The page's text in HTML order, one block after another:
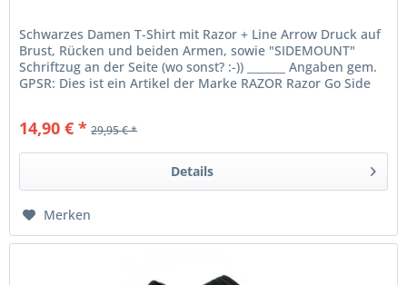
Schwarzes Damen T-Shirt mit Razor + Line Arrow Druck auf
Brust, Rücken und beiden Armen, sowie "SIDEMOUNT"
Schriftzug an der Seite (wo sonst? :-)) _______ Angaben gem.
GPSR: Dies ist ein Artikel der Marke RAZOR Razor Go Side
14,90 € * 29,95 € *
Details
Merken